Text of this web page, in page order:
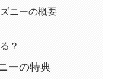
ニーの概要
？
ーの特典